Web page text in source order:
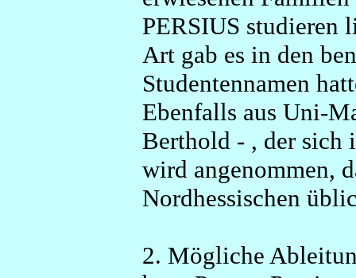
PERSIUS studieren
Art gab es in den
Studentennamen
Ebenfalls aus Uni-
Berthold - , der sich
wird angenommen,
Nordhessischen
2. Mögliche